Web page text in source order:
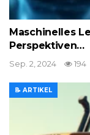
Maschinelles
Perspektiven…
Sep. 2, 2024 194
📝 ARTIKEL